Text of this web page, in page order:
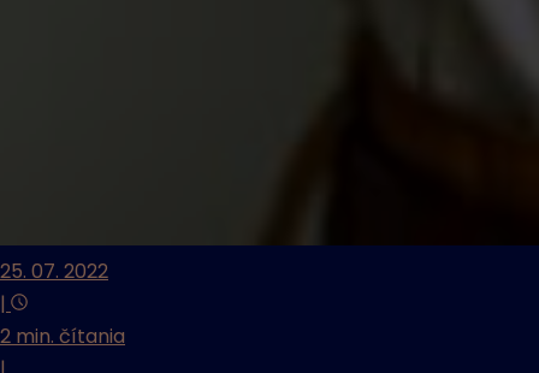
25. 07. 2022
|
2 min. čítania